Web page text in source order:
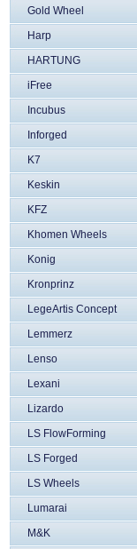
Gold Wheel
Harp
HARTUNG
iFree
Incubus
Inforged
K7
Keskin
KFZ
Khomen Wheels
Konig
Kronprinz
LegeArtis Concept
Lemmerz
Lenso
Lexani
Lizardo
LS FlowForming
LS Forged
LS Wheels
Lumarai
M&K